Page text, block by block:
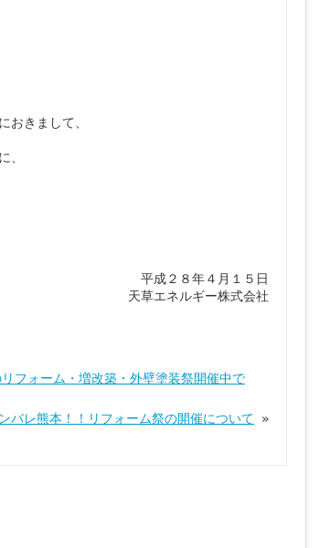
おきまして、
、
平成２８年４月１５日
天草エネルギー株式会社
フォーム・増改築・外壁塗装祭開催中で
バレ熊本！！リフォーム祭の開催について »